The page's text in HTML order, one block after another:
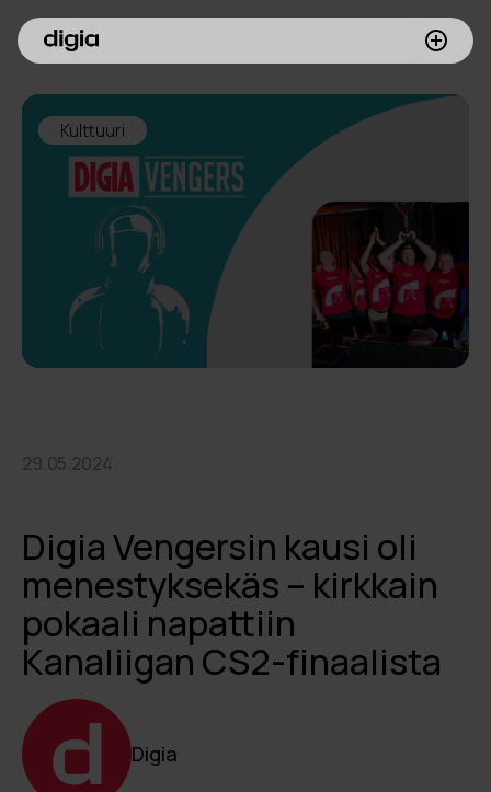
Palvelumme
Asiakkaamme
Inspiroidu
Digia yrityksenä
Sijoittajille
Meille töihin
Kulttuuri
29.05.2024
Digia Vengersin kausi oli
menestyksekäs – kirkkain
pokaali napattiin
Kanaliigan CS2-finaalista
Digia